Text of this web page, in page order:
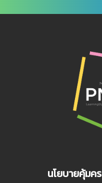
นโยบายคุ้ม